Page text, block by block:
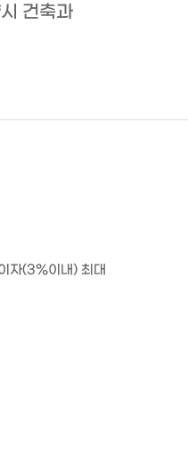
건축과
자(3%이내) 최대